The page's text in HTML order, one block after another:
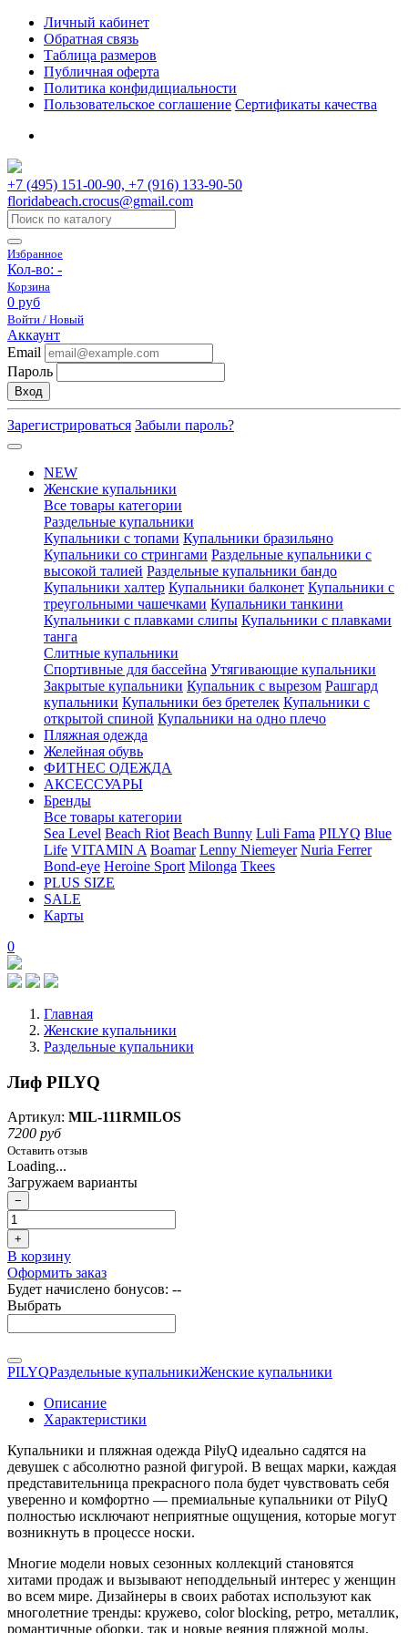
Личный кабинет
Обратная связь
Таблица размеров
Публичная оферта
Политика конфидициальности
Пользовательское соглашение Сертификаты качества
+7 (495) 151-00-90, +7 (916) 133-90-50
floridabeach.crocus@gmail.com
Избранное
Кол-во: -
Корзина
0 руб
Войти / Новый
Аккаунт
Email
Пароль
Вход
Зарегистрироваться Забыли пароль?
NEW
Женские купальники
Все товары категории
Раздельные купальники
Купальники с топами Купальники бразильяно
Купальники со стрингами Раздельные купальники с
высокой талией Раздельные купальники бандо
Купальники халтер Купальники балконет Купальники с
треугольными чашечками Купальники танкини
Купальники с плавками слипы Купальники с плавками
танга
Слитные купальники
Спортивные для бассейна Утягивающие купальники
Закрытые купальники Купальник с вырезом Рашгард
купальники Купальники без бретелек Купальники с
открытой спиной Купальники на одно плечо
Пляжная одежда
Желейная обувь
ФИТНЕС ОДЕЖДА
АКСЕССУАРЫ
Бренды
Все товары категории
Sea Level Beach Riot Beach Bunny Luli Fama PILYQ Blue
Life VITAMIN A Boamar Lenny Niemeyer Nuria Ferrer
Bond-eye Heroine Sport Milonga Tkees
PLUS SIZE
SALE
Карты
0
Главная
Женские купальники
Раздельные купальники
Лиф PILYQ
Артикул: MIL-111RMILOS
7200 руб
Оставить отзыв
Loading...
Загружаем варианты
−
+
В корзину
Оформить заказ
Будет начислено бонусов: --
Выбрать
PILYQРаздельные купальникиЖенские купальники
Описание
Характеристики
Купальники и пляжная одежда PilyQ идеально садятся на
девушек с абсолютно разной фигурой. В вещах марки, каждая
представительница прекрасного пола будет чувствовать себя
уверенно и комфортно — премиальные купальники от PilyQ
полностью исключают неприятные ощущения, которые могут
возникнуть в процессе носки.
Многие модели новых сезонных коллекций становятся
хитами продаж и вызывают неподдельный интерес у женщин
во всем мире. Дизайнеры в своих работах используют как
многолетние тренды: кружево, color blocking, ретро, металлик,
романтичные оборки, так и новые веяния пляжной моды.